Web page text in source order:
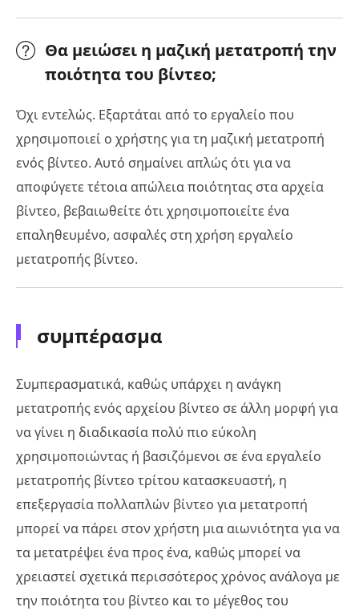
Θα μειώσει η μαζική μετατροπή την
ποιότητα του βίντεο;
Όχι εντελώς. Εξαρτάται από το εργαλείο που
χρησιμοποιεί ο χρήστης για τη μαζική μετατροπή
ενός βίντεο. Αυτό σημαίνει απλώς ότι για να
αποφύγετε τέτοια απώλεια ποιότητας στα αρχεία
βίντεο, βεβαιωθείτε ότι χρησιμοποιείτε ένα
επαληθευμένο, ασφαλές στη χρήση εργαλείο
μετατροπής βίντεο.
συμπέρασμα
Συμπερασματικά, καθώς υπάρχει η ανάγκη
μετατροπής ενός αρχείου βίντεο σε άλλη μορφή για
να γίνει η διαδικασία πολύ πιο εύκολη
χρησιμοποιώντας ή βασιζόμενοι σε ένα εργαλείο
μετατροπής βίντεο τρίτου κατασκευαστή, η
επεξεργασία πολλαπλών βίντεο για μετατροπή
μπορεί να πάρει στον χρήστη μια αιωνιότητα για να
τα μετατρέψει ένα προς ένα, καθώς μπορεί να
χρειαστεί σχετικά περισσότερος χρόνος ανάλογα με
την ποιότητα του βίντεο και το μέγεθος του